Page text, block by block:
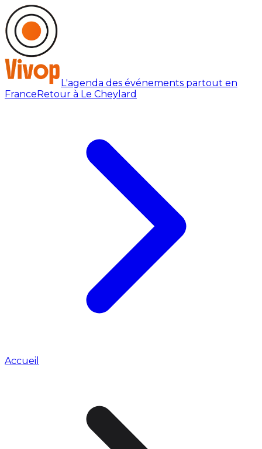
L'agenda des événements partout en
FranceRetour à Le Cheylard
Accueil